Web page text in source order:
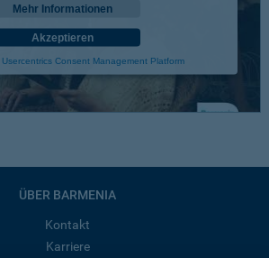
Mehr Informationen
Akzeptieren
Usercentrics Consent Management Platform
ÜBER BARMENIA
Kontakt
Karriere